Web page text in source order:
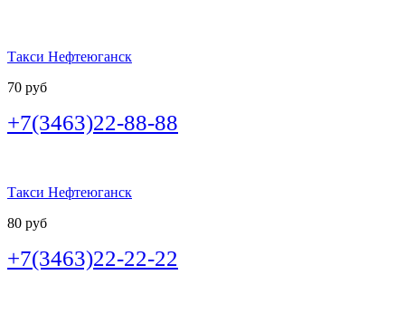
Такси Нефтеюганск
70 руб
+7(3463)22-88-88
Такси Нефтеюганск
80 руб
+7(3463)22-22-22